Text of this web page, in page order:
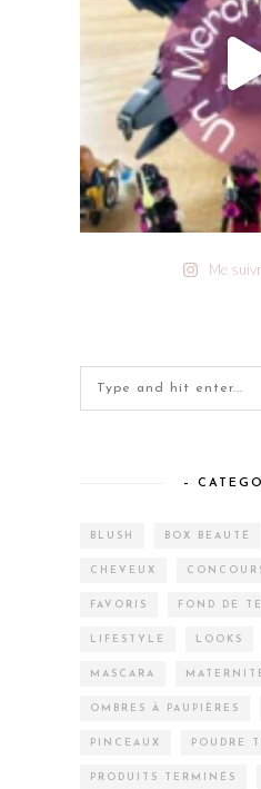
Me
–
BLUSH BOX BEAUTÉ
CHEVEUX
FAVORIS FOND DE
LIFESTYLE LOOKS
MASCARA
OMBRES À PAUPIÈRES
PINCEAUX POUDRE
PRODUITS TERMINÉS